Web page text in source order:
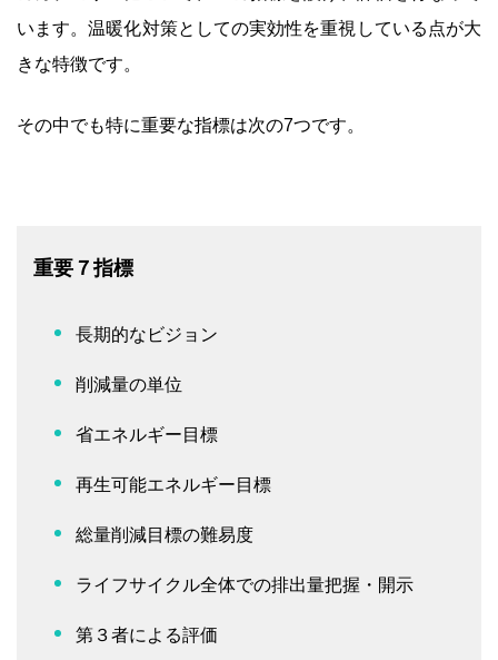
います。温暖化対策としての実効性を重視している点が大
きな特徴です。
その中でも特に重要な指標は次の7つです。
重要７指標
長期的なビジョン
削減量の単位
省エネルギー目標
再生可能エネルギー目標
総量削減目標の難易度
ライフサイクル全体での排出量把握・開示
第３者による評価